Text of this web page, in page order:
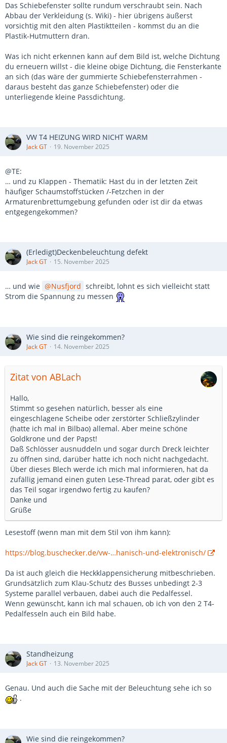
Das Schiebefenster sollte rundum verschraubt sein. Nach
Abbau der Verkleidung (s. Wiki) - hier übrigens äußerst
vorsichtig mit den alten Plastiktteilen - kommst du an die
Plastik-Hutmuttern dran.
Was ich nicht erkennen kann auf dem Bild ist, welche Dichtung
du erneuern willst - die kleine obige Dichtung, die Fensterkante
an sich (das wäre der gummierte Schiebefensterrahmen -
daraus besteht das ganze Schiebefenster) oder die
unterliegende kleine Passdichtung.
VW T4 HEIZUNG WIRD NICHT WARM
Jack GT 19. November 2025
@TE:
… und zu Klappen - Thematik: Hast du in der letzten Zeit
häufiger Schaumstoffstücken /-Fetzchen in der
Armaturenbrettumgebung gefunden oder ist dir da etwas
entgegengekommen?
(Erledigt)Deckenbeleuchtung defekt
Jack GT 15. November 2025
… und wie Nusfjord schreibt, lohnt es sich vielleicht statt
Strom die Spannung zu messen
Wie sind die reingekommen?
Jack GT 14. November 2025
Zitat von ABLach
Hallo,
Stimmt so gesehen natürlich, besser als eine
eingeschlagene Scheibe oder zerstörter Schließzylinder
(hatte ich mal in Bilbao) allemal. Aber meine schöne
Goldkrone und der Papst!
Daß Schlösser ausnuddeln und sogar durch Dreck leichter
zu öffnen sind, darüber hatte ich noch nicht nachgedacht.
Über dieses Blech werde ich mich mal informieren, hat da
zufällig jemand einen guten Lese-Thread parat, oder gibt es
das Teil sogar irgendwo fertig zu kaufen?
Danke und
Grüße
Lesestoff (wenn man mit dem Stil von ihm kann):
https://blog.buschecker.de/vw-…hanisch-und-elektronisch/
Da ist auch gleich die Heckklappensicherung mitbeschrieben.
Grundsätzlich zum Klau-Schutz des Busses unbedingt 2-3
Systeme parallel verbauen, dabei auch die Pedalfessel.
Wenn gewünscht, kann ich mal schauen, ob ich von den 2 T4-
Pedalfesseln auch ein Bild habe.
Standheizung
Jack GT 13. November 2025
Genau. Und auch die Sache mit der Beleuchtung sehe ich so
.
Wie sind die reingekommen?